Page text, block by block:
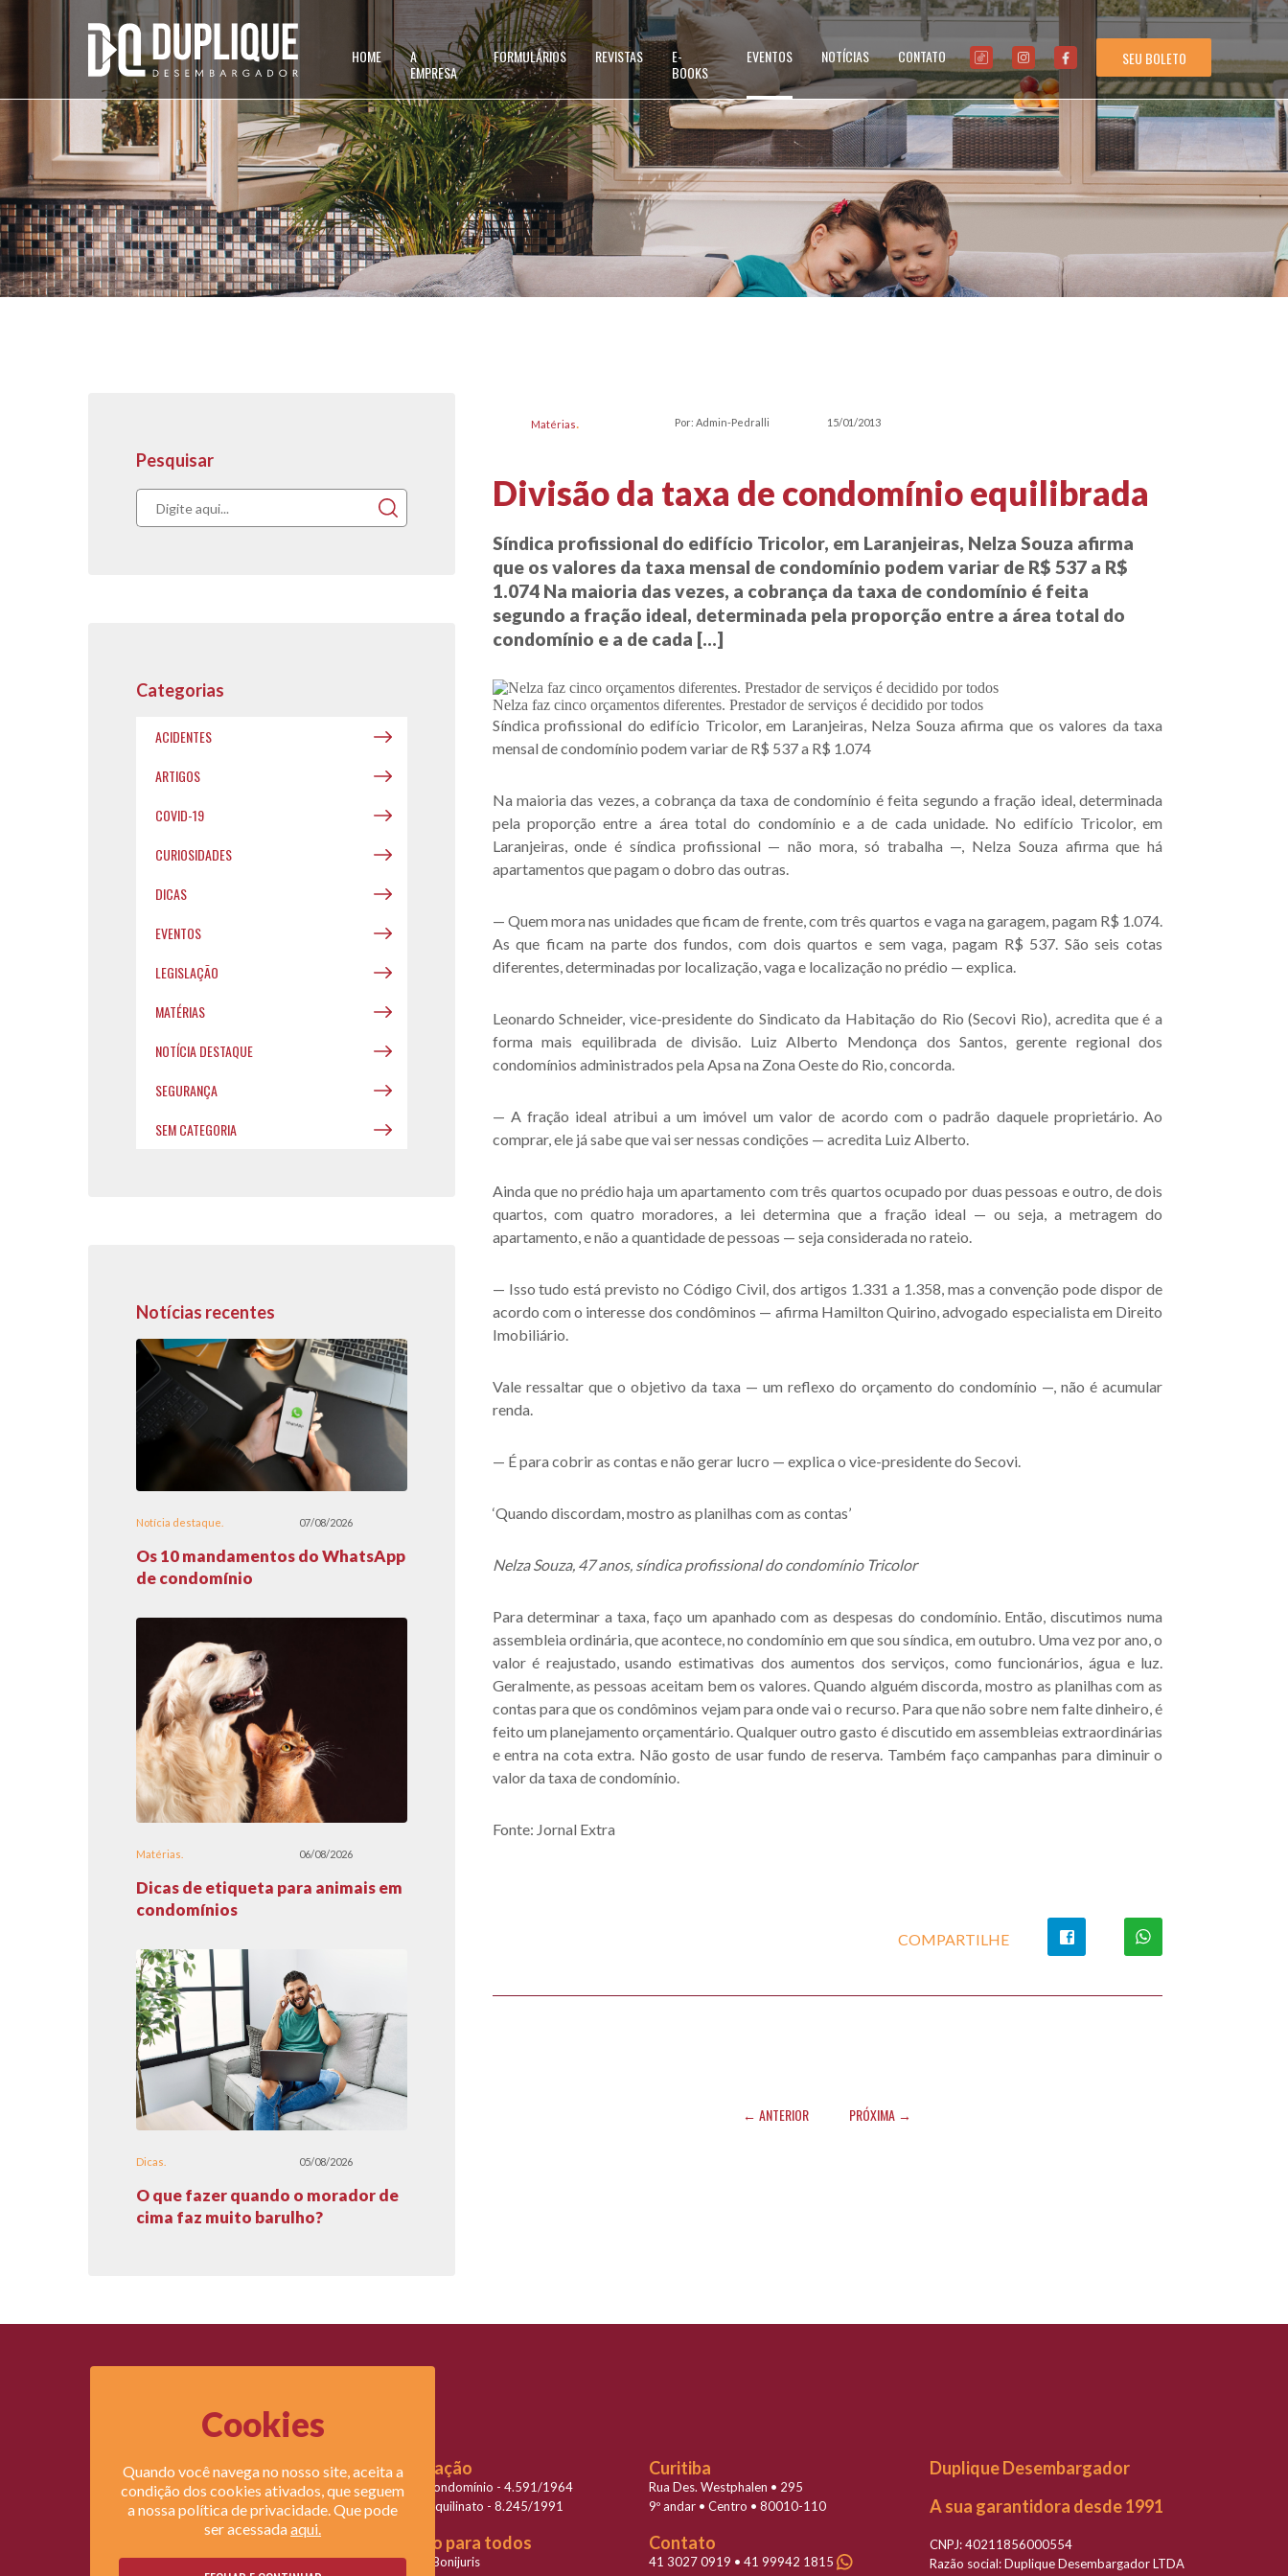
Cookies
Quando você navega no nosso site, aceita a
condição dos cookies ativados, que seguem
a nossa política de privacidade. Que pode
ser acessadaaqui.
HOME
A
EMPRESA
FORMULÁRIOS REVISTAS
E-
BOOKS
EVENTOS NOTÍCIAS CONTATO SEU BOLETO
Acompanhe nossas
Matérias Por: Admin-Pedralli 15/01/2013
Divisão da taxa de condomínio equilibrada
Síndica profissional do edifício Tricolor, em Laranjeiras, Nelza Souza afirma
que os valores da taxa mensal de condomínio podem variar de R$ 537 a R$
1.074 Na maioria das vezes, a cobrança da taxa de condomínio é feita
segundo a fração ideal, determinada pela proporção entre a área total do
condomínio e a de cada […]
Nelza faz cinco orçamentos diferentes. Prestador de serviços é decidido por todos
Síndica profissional do edifício Tricolor, em Laranjeiras, Nelza Souza afirma que os valores da taxa
mensal de condomínio podem variar de R$ 537 a R$ 1.074
Na maioria das vezes, a cobrança da taxa de condomínio é feita segundo a fração ideal, determinada
pela proporção entre a área total do condomínio e a de cada unidade. No edifício Tricolor, em
Laranjeiras, onde é síndica profissional — não mora, só trabalha —, Nelza Souza afirma que há
apartamentos que pagam o dobro das outras.
— Quem mora nas unidades que ficam de frente, com três quartos e vaga na garagem, pagam R$ 1.074.
As que ficam na parte dos fundos, com dois quartos e sem vaga, pagam R$ 537. São seis cotas
diferentes, determinadas por localização, vaga e localização no prédio — explica.
Leonardo Schneider, vice-presidente do Sindicato da Habitação do Rio (Secovi Rio), acredita que é a
forma mais equilibrada de divisão. Luiz Alberto Mendonça dos Santos, gerente regional dos
condomínios administrados pela Apsa na Zona Oeste do Rio, concorda.
— A fração ideal atribui a um imóvel um valor de acordo com o padrão daquele proprietário. Ao
comprar, ele já sabe que vai ser nessas condições — acredita Luiz Alberto.
Ainda que no prédio haja um apartamento com três quartos ocupado por duas pessoas e outro, de dois
quartos, com quatro moradores, a lei determina que a fração ideal — ou seja, a metragem do
apartamento, e não a quantidade de pessoas — seja considerada no rateio.
— Isso tudo está previsto no Código Civil, dos artigos 1.331 a 1.358, mas a convenção pode dispor de
acordo com o interesse dos condôminos — afirma Hamilton Quirino, advogado especialista em Direito
Imobiliário.
Vale ressaltar que o objetivo da taxa — um reflexo do orçamento do condomínio —, não é acumular
renda.
— É para cobrir as contas e não gerar lucro — explica o vice-presidente do Secovi.
‘Quando discordam, mostro as planilhas com as contas’
Nelza Souza, 47 anos, síndica profissional do condomínio Tricolor
Para determinar a taxa, faço um apanhado com as despesas do condomínio. Então, discutimos numa
assembleia ordinária, que acontece, no condomínio em que sou síndica, em outubro. Uma vez por ano, o
valor é reajustado, usando estimativas dos aumentos dos serviços, como funcionários, água e luz.
Geralmente, as pessoas aceitam bem os valores. Quando alguém discorda, mostro as planilhas com as
contas para que os condôminos vejam para onde vai o recurso. Para que não sobre nem falte dinheiro, é
feito um planejamento orçamentário. Qualquer outro gasto é discutido em assembleias extraordinárias
e entra na cota extra. Não gosto de usar fundo de reserva. Também faço campanhas para diminuir o
valor da taxa de condomínio.
Fonte: Jornal Extra
COMPARTILHE
← ANTERIOR PRÓXIMA →
Pesquisar
Categorias
ACIDENTES
ARTIGOS
COVID-19
CURIOSIDADES
DICAS
EVENTOS
LEGISLAÇÃO
MATÉRIAS
NOTÍCIA DESTAQUE
SEGURANÇA
SEM CATEGORIA
Notícias recentes
Notícia destaque 07/08/2026
Os 10 mandamentos do WhatsApp
de condomínio
Matérias 06/08/2026
Dicas de etiqueta para animais em
condomínios
Dicas 05/08/2026
O que fazer quando o morador de
cima faz muito barulho?
Legislação
Lei do Condomínio - 4.591/1964
Lei do Inquilinato - 8.245/1991
Direito para todos
Revista Bonijuris
Curitiba
Rua Des. Westphalen • 295
9º andar • Centro • 80010-110
Contato
41 3027 0919 • 41 99942 1815
Duplique Desembargador
A sua garantidora desde 1991
CNPJ: 40211856000554
Razão social: Duplique Desembargador LTDA